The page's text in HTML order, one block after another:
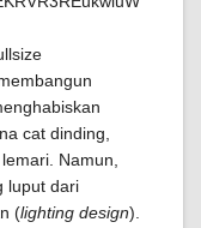
cat dinding,
Namun,
luput dari
(lighting design).